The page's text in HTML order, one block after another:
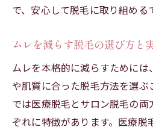
で、安心して脱毛に取り組める
ムレを減らす脱毛の選び方と
ムレを本格的に減らすために
や肌質に合った脱毛方法を選ぶ
では医療脱毛とサロン脱毛の
ぞれに特徴があります。医療脱